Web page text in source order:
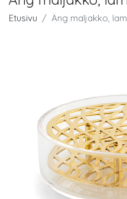
Etusivu Äng maljakko,